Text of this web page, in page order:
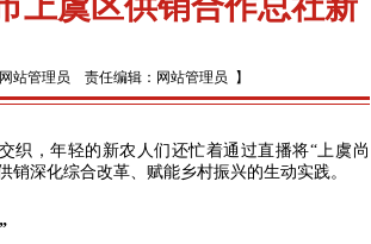
站管理员 责任编辑：网站管理员 】
，年轻的新农人们还忙着通过直播将“上虞尚
销深化综合改革、赋能乡村振兴的生动实践。